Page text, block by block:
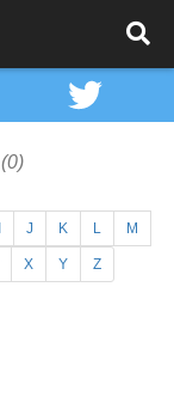
(0)
J K L M
X Y Z